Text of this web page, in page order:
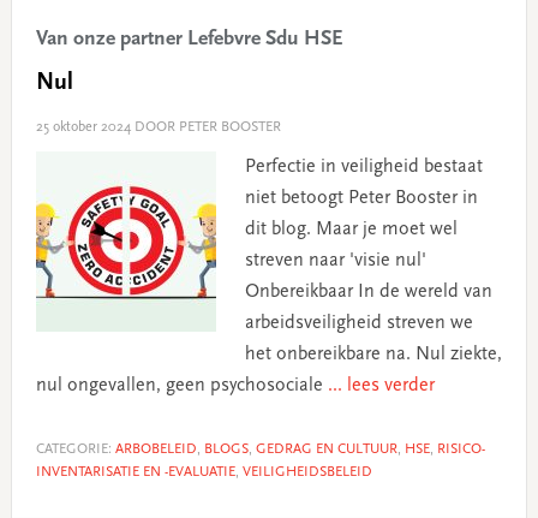
Van onze partner Lefebvre Sdu HSE
Nul
25 oktober 2024DOOR PETER BOOSTER
Perfectie in veiligheid bestaat
niet betoogt Peter Booster in
dit blog. Maar je moet wel
streven naar 'visie nul'
Onbereikbaar In de wereld van
arbeidsveiligheid streven we
het onbereikbare na. Nul ziekte,
nul ongevallen, geen psychosociale ... lees verder
CATEGORIE: ARBOBELEID, BLOGS, GEDRAG EN CULTUUR, HSE, RISICO-
INVENTARISATIE EN -EVALUATIE, VEILIGHEIDSBELEID